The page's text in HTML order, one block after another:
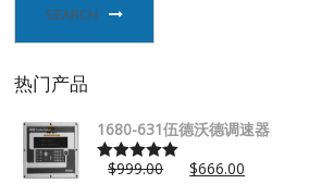
SEARCH
热门产品
1680-631伍德沃德调速器
Rated5.00
$999.00 $666.00